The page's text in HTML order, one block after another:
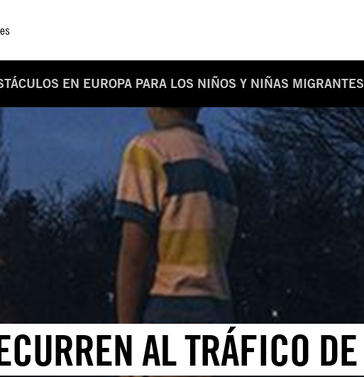
EN EUROPA PARA LOS NIÑOS Y NIÑAS MIGRANTES
AL TRÁFICO DE